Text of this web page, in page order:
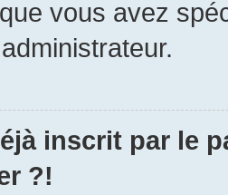
vous avez
inscrit par le
?!